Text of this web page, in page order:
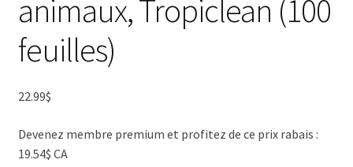
animaux, Tropiclean (100
feuilles)
22.99$
Devenez membre premium et profitez de ce prix rabais :
19.54$ CA